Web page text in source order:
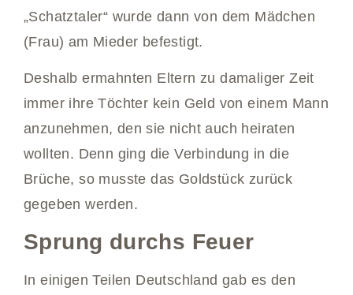
„Schatztaler“ wurde dann von dem Mädchen
(Frau) am Mieder befestigt.
Deshalb ermahnten Eltern zu damaliger Zeit
immer ihre Töchter kein Geld von einem Mann
anzunehmen, den sie nicht auch heiraten
wollten. Denn ging die Verbindung in die
Brüche, so musste das Goldstück zurück
gegeben werden.
Sprung durchs Feuer
In einigen Teilen Deutschland gab es den